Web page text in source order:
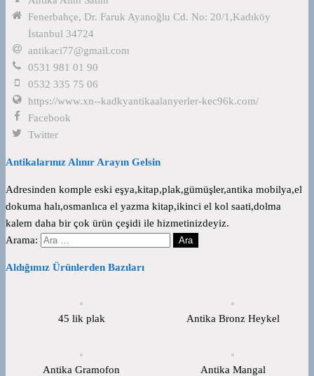
Fenerbahçe, Dr. Faruk Ayanoğlu Cd. No: 20/1,Kadıköy
İstanbul 34724
antikaci77@gmail.com
0531 981 01 90
0532 335 75 06
https://www.xn--kadkyantikaalanyerler-kec96k.com/
Facebook
Twitter
Antikalarınız Alınır Arayın Gelsin
Adresinden komple eski eşya,kitap,plak,gümüşler,antika mobilya,el
dokuma halı,osmanlıca el yazma kitap,ikinci el kol saati,dolma
kalem daha bir çok ürün çeşidi ile hizmetinizdeyiz.
Arama:
Aldığımız Ürünlerden Bazıları
45 lik plak Antika Bronz Heykel
Antika Gramofon Antika Mangal